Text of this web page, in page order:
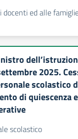
docenti ed alle
2025.
scolastico
di quiescenza
scolastico